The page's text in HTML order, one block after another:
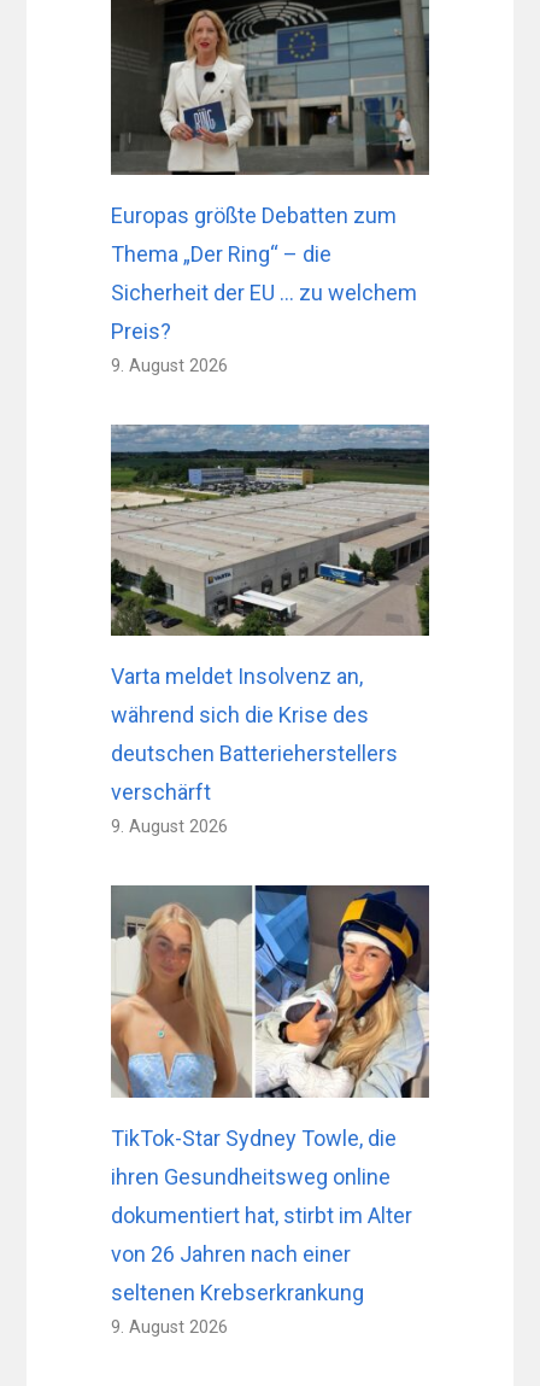
Europas größte Debatten zum
Thema „Der Ring“ – die
Sicherheit der EU … zu welchem ​​
Preis?
9. August 2026
Varta meldet Insolvenz an,
während sich die Krise des
deutschen Batterieherstellers
verschärft
9. August 2026
TikTok-Star Sydney Towle, die
ihren Gesundheitsweg online
dokumentiert hat, stirbt im Alter
von 26 Jahren nach einer
seltenen Krebserkrankung
9. August 2026